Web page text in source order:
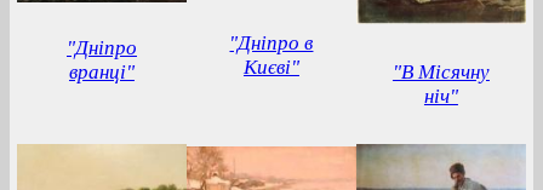
"Дніпро
вранці"
"Дніпро в
Києві"
"В Місячну
ніч"